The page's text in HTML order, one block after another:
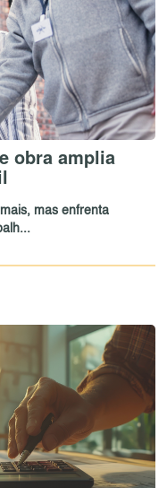
obra amplia
mas enfrenta